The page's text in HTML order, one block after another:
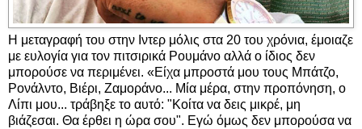
Η μεταγραφή του στην Ιντερ μόλις στα 20 του χρόνια, έμοιαζε
με ευλογία για τον πιτσιρικά Ρουμάνο αλλά ο ίδιος δεν
μπορούσε να περιμένει. «Είχα μπροστά μου τους Μπάτζο,
Ρονάλντο, Βιέρι, Ζαμοράνο... Μία μέρα, στην προπόνηση, ο
Λίπι μου... τράβηξε το αυτό: "Κοίτα να δεις μικρέ, μη
βιάζεσαι. Θα έρθει η ώρα σου". Εγώ όμως δεν μπορούσα να